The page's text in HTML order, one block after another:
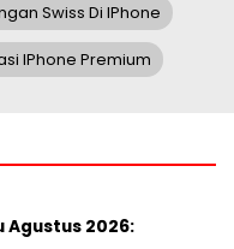
Swiss Di IPhone
IPhone Premium
Agustus 2026: